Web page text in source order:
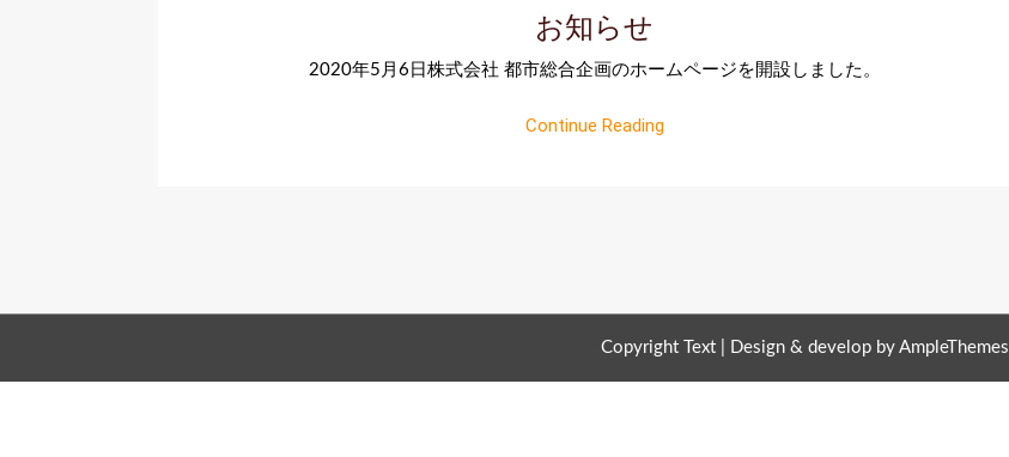
お知らせ
2020年5月6日株式会社 都市総合企画のホームページを開設しました。
Continue Reading
Copyright Text | Design & develop by AmpleThemes